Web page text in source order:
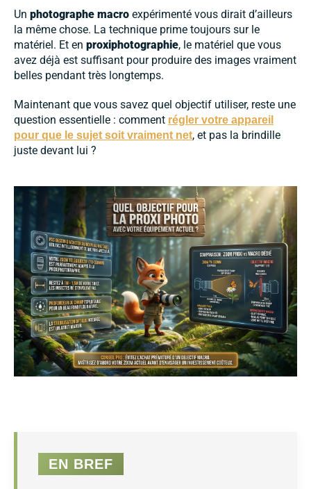
Un photographe macro expérimenté vous dirait d’ailleurs
la même chose. La technique prime toujours sur le
matériel. Et en proxiphotographie, le matériel que vous
avez déjà est suffisant pour produire des images vraiment
belles pendant très longtemps.
Maintenant que vous savez quel objectif utiliser, reste une
question essentielle : comment régler votre appareil
pour que le sujet soit vraiment net, et pas la brindille
juste devant lui ?
EN BREF